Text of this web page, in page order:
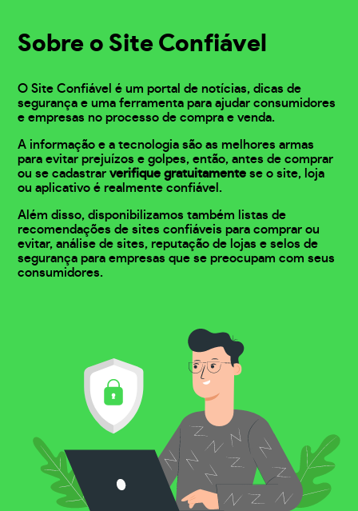
Sobre o Site Confiável
O Site Confiável é um portal de notícias, dicas de
segurança e uma ferramenta para ajudar consumidores
e empresas no processo de compra e venda.
A informação e a tecnologia são as melhores armas
para evitar prejuízos e golpes, então, antes de comprar
ou se cadastrarverifique gratuitamente se o site, loja
ou aplicativo é realmente confiável.
Além disso, disponibilizamos também listas de
recomendações de sites confiáveis para comprar ou
evitar, análise de sites, reputação de lojas e selos de
segurança para empresas que se preocupam com seus
consumidores.